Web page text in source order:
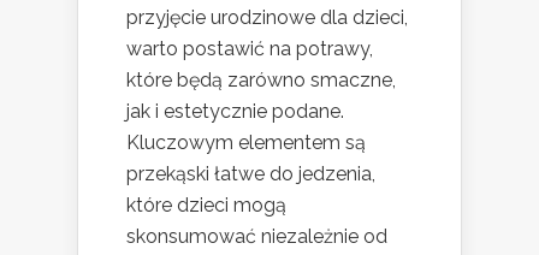
przyjęcie urodzinowe dla dzieci,
warto postawić na potrawy,
które będą zarówno smaczne,
jak i estetycznie podane.
Kluczowym elementem są
przekąski łatwe do jedzenia,
które dzieci mogą
skonsumować niezależnie od